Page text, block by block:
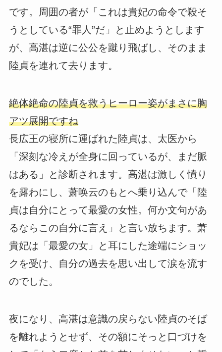
です。周囲の者が「これは貴妃の命令で殺そ
うとしている“罪人”だ」と止めようとします
が、高湛は逆に公公を蹴り飛ばし、そのまま
陸貞を連れて去ります。
絶体絶命の陸貞を救うヒーロー姿がまさに胸
アツ展開ですね
長広王の寝所に運ばれた陸貞は、太医から
「深刻な冷えが全身に回っているが、まだ脈
はある」と診断されます。高湛は激しく憤り
を露わにし、萧唤云のもとへ乗り込んで「陸
貞は自分にとって最愛の女性。何か文句があ
るならこの自分に言え」と言い放ちます。萧
貴妃は「最愛の女」と耳にした途端にショッ
クを受け、自分の過去を思い出して涙を流す
のでした。
夜になり、高湛は意識の戻らない陸貞のそば
を離れようとせず、その額にそっと口づけを